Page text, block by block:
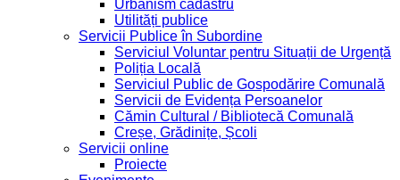
Urbanism cadastru
Utilități publice
Servicii Publice în Subordine
Serviciul Voluntar pentru Situații de Urgență
Poliția Locală
Serviciul Public de Gospodărire Comunală
Servicii de Evidența Persoanelor
Cămin Cultural / Bibliotecă Comunală
Creșe, Grădinițe, Școli
Servicii online
Proiecte